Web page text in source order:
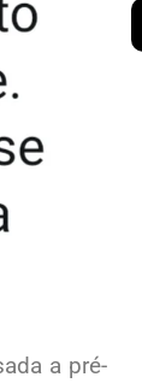
a pré-